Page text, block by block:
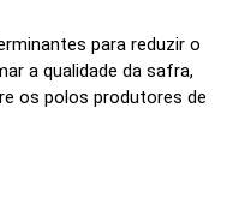
para reduzir o
a qualidade da safra,
os polos produtores de